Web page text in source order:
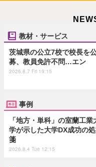
教材・サービス
茨城県の公立7校で校長を
募、教員免許不問…エン
2026.8.7 Fri 19:15
事例
「地方・単科」の室蘭工業
学が示した大学DX成功の
箋
2026.8.4 Tue 12:15